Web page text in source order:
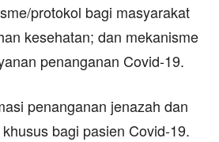
protokol bagi masyarakat
kesehatan; dan mekanisme
penanganan Covid-19.
penanganan jenazah dan
bagi pasien Covid-19.